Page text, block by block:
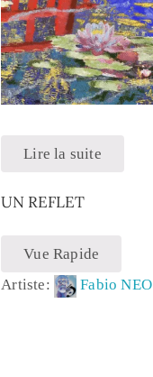
Lire la suite
UN REFLET
Vue Rapide
Artiste:
Fabio NEO